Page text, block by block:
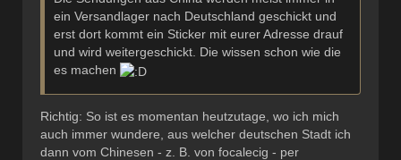
ein Versandlager nach Deutschland geschickt und
erst dort kommt ein Sticker mit eurer Adresse drauf
und wird weitergeschickt. Die wissen schon wie die
es machen
Richtig: So ist es momentan heutzutage, wo ich mich
auch immer wundere, aus welcher deutschen Stadt ich
dann vom Chinesen - z. B. von focalecig - per